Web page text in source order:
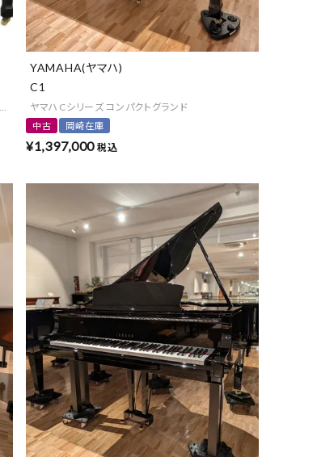
宅にもオススメ
YAMAHA(ヤマハ)
C1
ヤマハCシリーズ コンパクトグランド
中古 岡崎在庫
¥1,397,000 税込